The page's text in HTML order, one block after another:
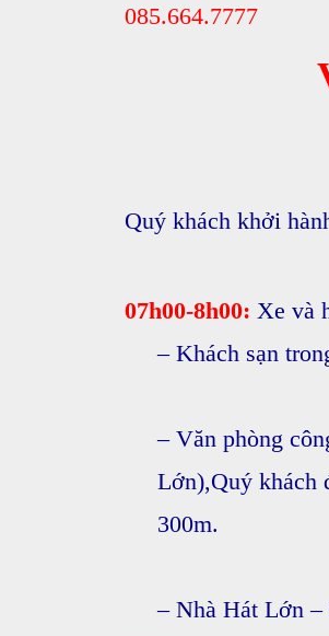
085.664.7777
Quý khách khởi
07h00-8h00: Xe và
– Khách sạn
– Văn phòng
Lớn),Quý khách
300m.
– Nhà Hát Lớn